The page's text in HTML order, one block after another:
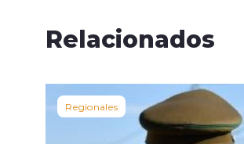
Relacionados
Regionales